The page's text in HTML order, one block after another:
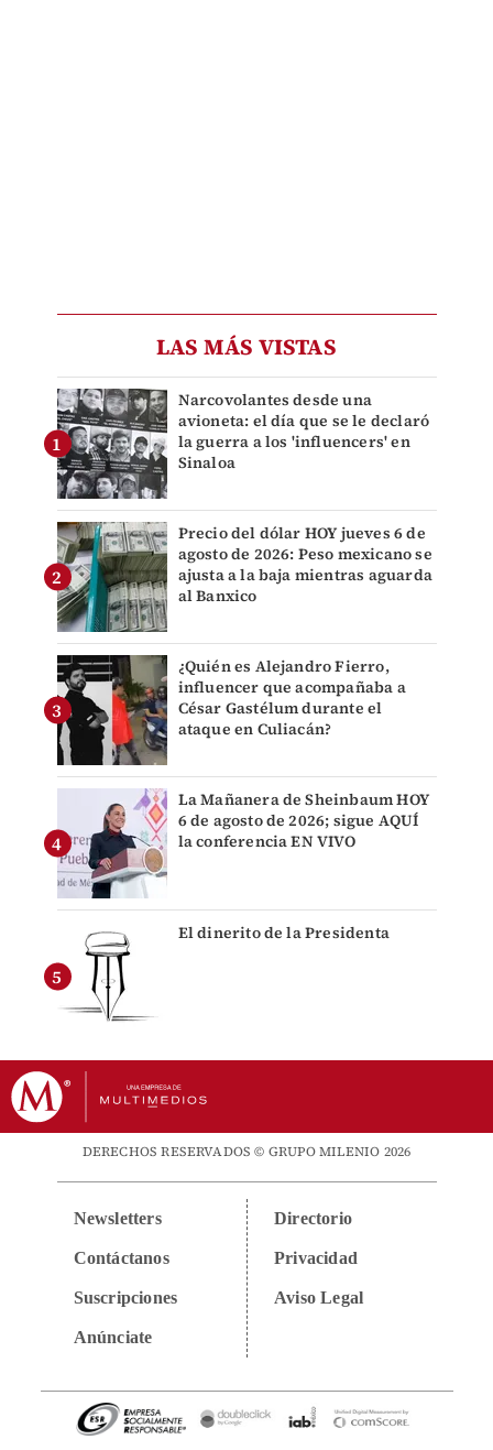
LAS MÁS VISTAS
Narcovolantes desde una
avioneta: el día que se le declaró
la guerra a los 'influencers' en
Sinaloa
Precio del dólar HOY jueves 6 de
agosto de 2026: Peso mexicano se
ajusta a la baja mientras aguarda
al Banxico
¿Quién es Alejandro Fierro,
influencer que acompañaba a
César Gastélum durante el
ataque en Culiacán?
La Mañanera de Sheinbaum HOY
6 de agosto de 2026; sigue AQUÍ
la conferencia EN VIVO
El dinerito de la Presidenta
DERECHOS RESERVADOS © GRUPO MILENIO 2026
Newsletters
Contáctanos
Suscripciones
Anúnciate
Directorio
Privacidad
Aviso Legal